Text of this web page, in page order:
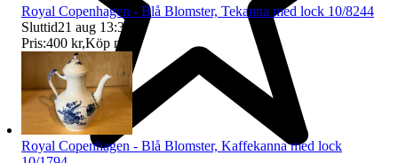
Royal Copenhagen - Blå Blomster, Tekanna med lock 10/8244
Sluttid21 aug 13:33
Pris:400 kr,Köp nu
Royal Copenhagen - Blå Blomster, Kaffekanna med lock